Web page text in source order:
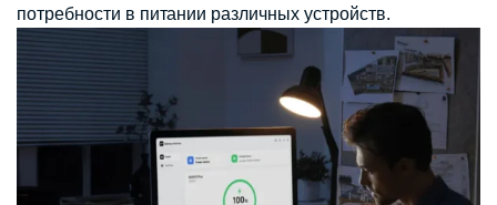
потребности в питании различных устройств.